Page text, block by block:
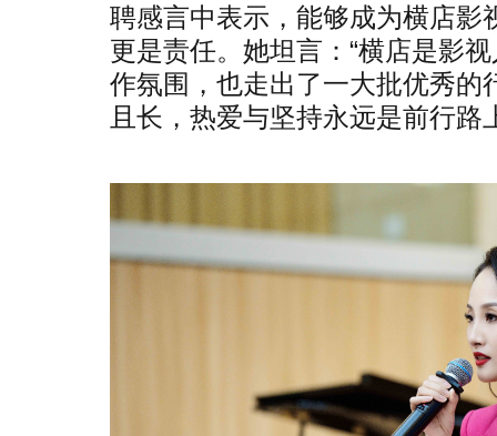
聘感言中表示，能够成为横店影
更是责任。她坦言：“横店是影
作氛围，也走出了一大批优秀的
且长，热爱与坚持永远是前行路